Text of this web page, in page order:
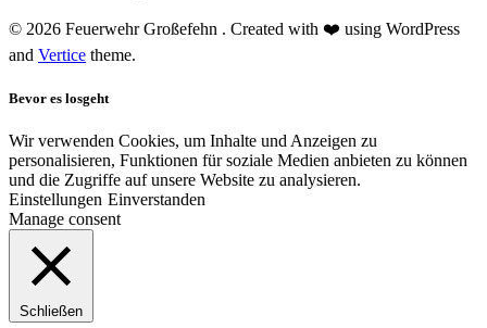
© 2026 Feuerwehr Großefehn . Created with ❤️ using WordPress
and Vertice theme.
Bevor es losgeht
Wir verwenden Cookies, um Inhalte und Anzeigen zu
personalisieren, Funktionen für soziale Medien anbieten zu können
und die Zugriffe auf unsere Website zu analysieren.
Einstellungen Einverstanden
Manage consent
Schließen